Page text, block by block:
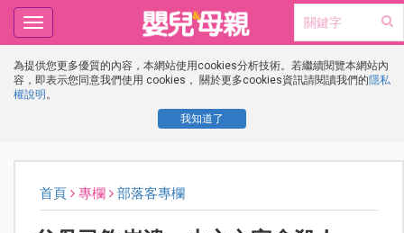
為提供您更多優質的內容，本網站使用cookies分析技術。若繼續閱覽本網站內
容，即表示您同意我們使用 cookies， 關於更多cookies資訊請閱讀我們的隱私
權說明 。
我知道了
Toggle
navigation
首頁 專欄 部落客專欄